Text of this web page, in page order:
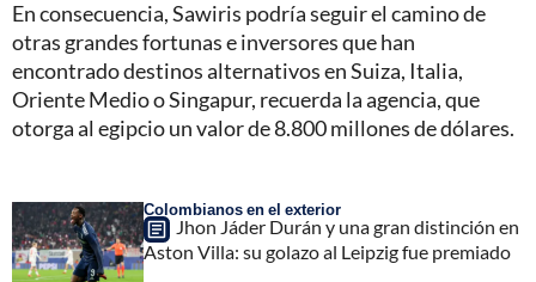
En consecuencia, Sawiris podría seguir el camino de
otras grandes fortunas e inversores que han
encontrado destinos alternativos en Suiza, Italia,
Oriente Medio o Singapur, recuerda la agencia, que
otorga al egipcio un valor de 8.800 millones de dólares.
Colombianos en el exterior
Jhon Jáder Durán y una gran distinción en
Aston Villa: su golazo al Leipzig fue premiado